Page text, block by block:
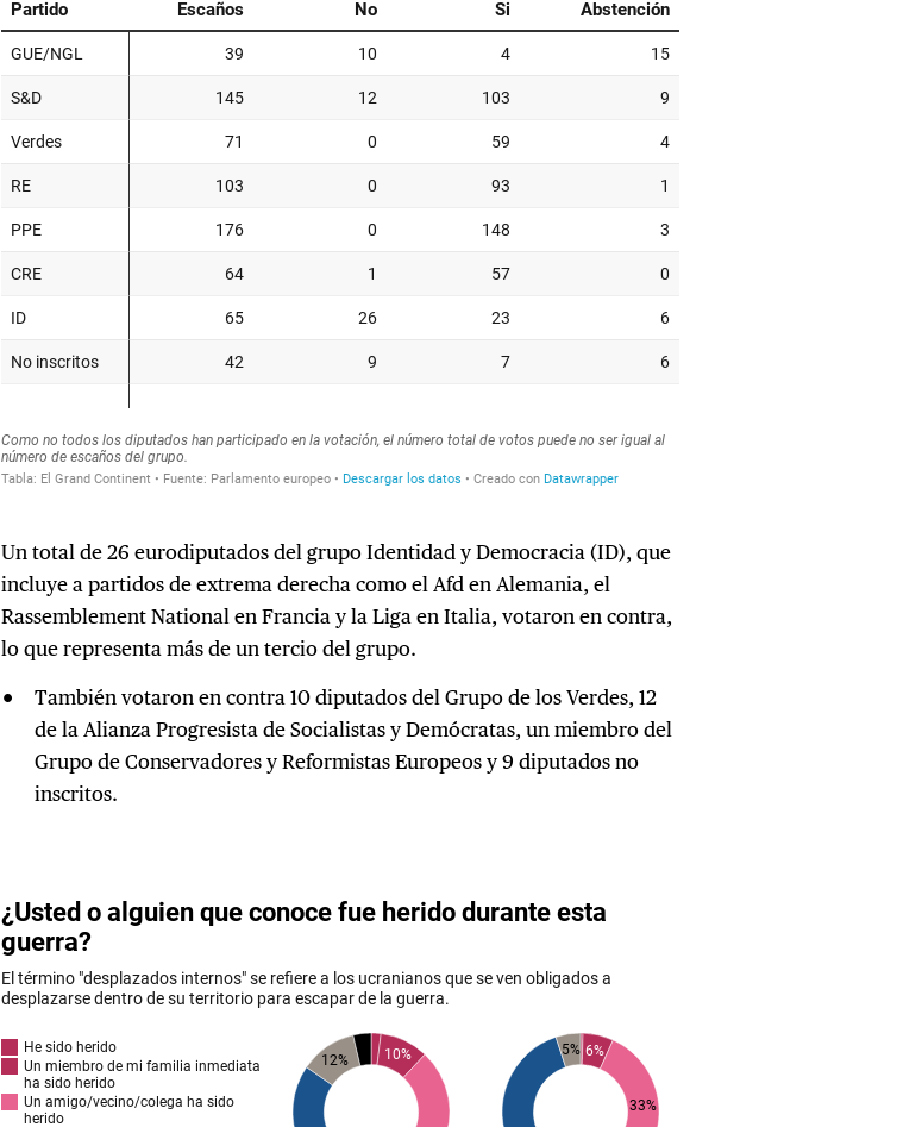
Un total de 26 eurodiputados del grupo Identidad y Democracia (ID), que
incluye a partidos de extrema derecha como el Afd en Alemania, el
Rassemblement National en Francia y la Liga en Italia, votaron en contra,
lo que representa más de un tercio del grupo.
También votaron en contra 10 diputados del Grupo de los Verdes, 12
de la Alianza Progresista de Socialistas y Demócratas, un miembro del
Grupo de Conservadores y Reformistas Europeos y 9 diputados no
inscritos.